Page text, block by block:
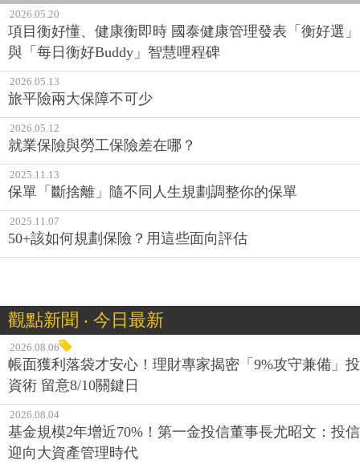
2026.05.20
項目衡好懂、健康衡即時 國泰健康管理發表「衡好選」
與「每日衡好Buddy」智慧哩程碑
2026.05.13
旅平險兩大保障不可少
2026.05.12
就業保險與勞工保險差在哪？
2025.11.13
保單「斷捨離」隨不同人生規劃調整你的保單
2025.11.07
50+該如何規劃保險？用這些面向評估
觀點新聞 ‧ 今日最新
2026.08.06
帳面獲利落袋才安心！理財專家揭密「9%攻守兼備」投
資術 留意8/10關鍵日
2026.08.04
基金規模2年增近70%！第一金投信董事長尤昭文：投信
迎向大資產管理時代